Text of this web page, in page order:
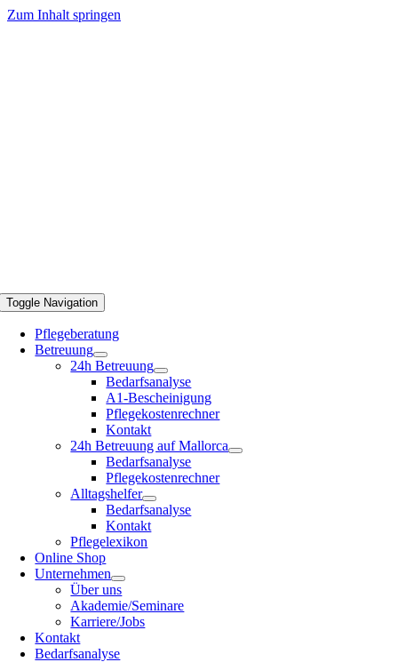
Zum Inhalt springen
Toggle Navigation
Pflegeberatung
Betreuung
24h Betreuung
Bedarfsanalyse
A1-Bescheinigung
Pflegekostenrechner
Kontakt
24h Betreuung auf Mallorca
Bedarfsanalyse
Pflegekostenrechner
Alltagshelfer
Bedarfsanalyse
Kontakt
Pflegelexikon
Online Shop
Unternehmen
Über uns
Akademie/Seminare
Karriere/Jobs
Kontakt
Bedarfsanalyse